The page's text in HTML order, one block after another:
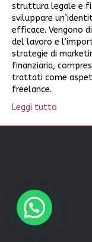
struttura legale e
sviluppare
efficace. Vengono
del lavoro e
strategie di
finanziaria,
trattati come
freelance.
Leggi tutto